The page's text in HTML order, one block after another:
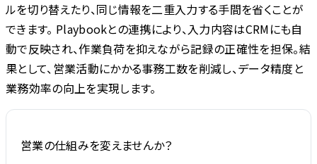
ルを切り替えたり、同じ情報を二重入力する手間を省くことが
できます。 Playbookとの連携により、入力内容はCRMにも自
動で反映され、作業負荷を抑えながら記録の正確性を担保。結
果として、営業活動にかかる事務工数を削減し、データ精度と
業務効率の向上を実現します。
営業の仕組みを変えませんか？